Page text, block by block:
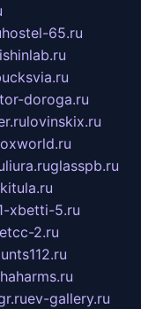
hostel-65.ru
doroga.ru
lovinskix.ru
liura.ruglasspb.ru
xbetti-5.ru
2.ru
ev-gallery.ru